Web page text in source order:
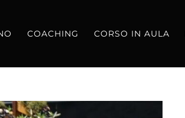
COACHING CORSO IN AULA